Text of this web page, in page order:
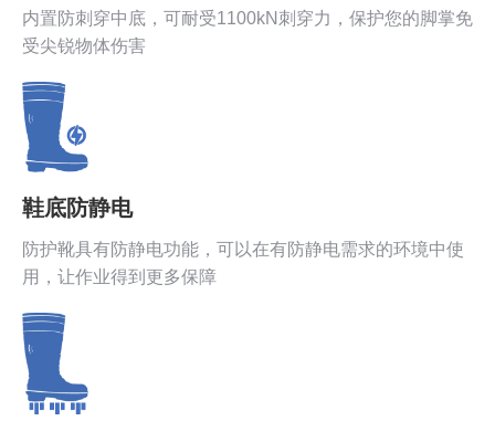
内置防刺穿中底，可耐受1100kN刺穿力，保护您的脚掌免
受尖锐物体伤害
鞋底防静电
防护靴具有防静电功能，可以在有防静电需求的环境中使
用，让作业得到更多保障